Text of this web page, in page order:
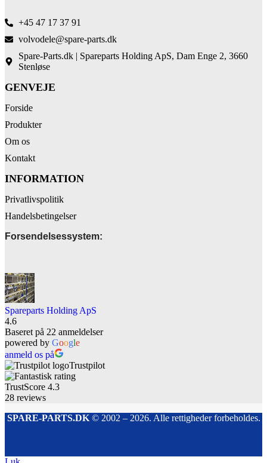
+45 47 17 37 91
volvodele@spare-parts.dk
Spare-Parts.dk | Spareparts Holding ApS, Dam Enge 2, 3660
Stenløse
GENVEJE
Forside
Produkter
Om os
Kontakt
INFORMATION
Privatlivspolitik
Handelsbetingelser
Forsendelsessystem:
Spareparts Holding ApS
4.6
Baseret på 22 anmeldelser
powered by Google
anmeld os på
Trustpilot
TrustScore 4.3
28 reviews
SPARE-PARTS.DK© 2002 – 2026. Alle rettigheder forbeholdes.